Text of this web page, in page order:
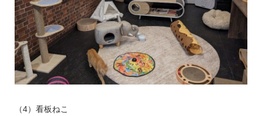
（4）看板ねこ